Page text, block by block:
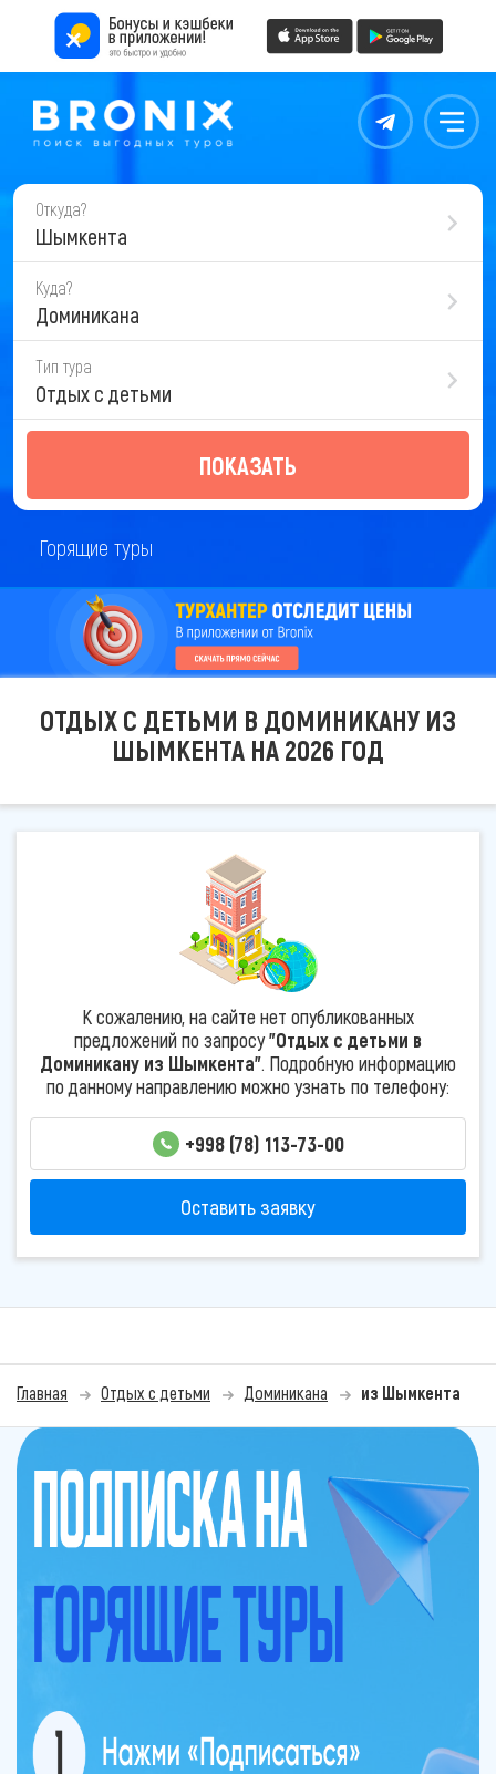
Контакты Меню
Откуда?
Шымкента
Куда?
Доминикана
Тип тура
Отдых с детьми
ПОКАЗАТЬ
Горящие туры
ОТДЫХ С ДЕТЬМИ В ДОМИНИКАНУ ИЗ
ШЫМКЕНТА НА 2026 ГОД
К сожалению, на сайте нет опубликованных
предложений по запросу"Отдых с детьми в
Доминикану из Шымкента". Подробную информацию
по данному направлению можно узнать по телефону:
+998 (78) 113-73-00
Оставить заявку
Главная Отдых с детьми Доминикана из Шымкента